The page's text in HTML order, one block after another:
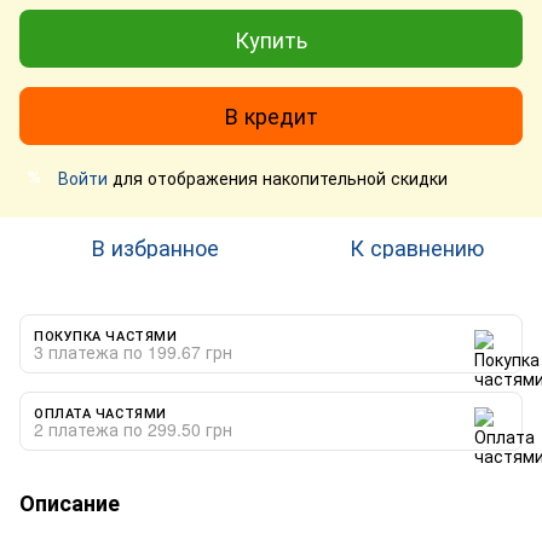
Купить
В кредит
% Войти для отображения накопительной скидки
В избранное К сравнению
ПОКУПКА ЧАСТЯМИ
3 платежа по 199.67 грн
ОПЛАТА ЧАСТЯМИ
2 платежа по 299.50 грн
Описание